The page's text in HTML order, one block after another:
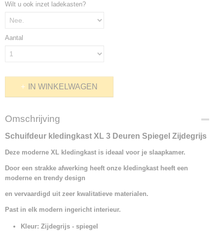
Wilt u ook inzet ladekasten?
Aantal
IN WINKELWAGEN
Omschrijving
Schuifdeur kledingkast XL 3 Deuren Spiegel Zijdegrijs
Deze moderne XL kledingkast is ideaal voor je slaapkamer.
Door een strakke afwerking heeft onze kledingkast heeft een
moderne en trendy design
en vervaardigd uit zeer kwalitatieve materialen.
Past in elk modern ingericht interieur.
Kleur: Zijdegrijs - spiegel